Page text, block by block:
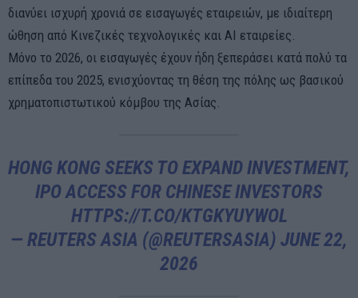
διανύει ισχυρή χρονιά σε εισαγωγές εταιρειών, με ιδιαίτερη
ώθηση από Κινεζικές τεχνολογικές και AI εταιρείες.
Μόνο το 2026, οι εισαγωγές έχουν ήδη ξεπεράσει κατά πολύ τα
επίπεδα του 2025, ενισχύοντας τη θέση της πόλης ως βασικού
χρηματοπιστωτικού κόμβου της Ασίας.
HONG KONG SEEKS TO EXPAND INVESTMENT,
IPO ACCESS FOR CHINESE INVESTORS
HTTPS://T.CO/KTGKYUYWOL
— REUTERS ASIA (@REUTERSASIA) JUNE 22,
2026